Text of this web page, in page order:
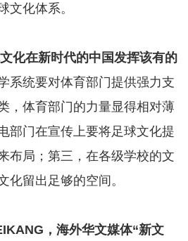
文化体系。
化在新时代的中国发挥该有的
系统要对体育部门提供强力支
，体育部门的力量显得相对薄
部门在宣传上要将足球文化提
布局；第三，在各级学校的文
化留出足够的空间。
，海外华文媒体“新文